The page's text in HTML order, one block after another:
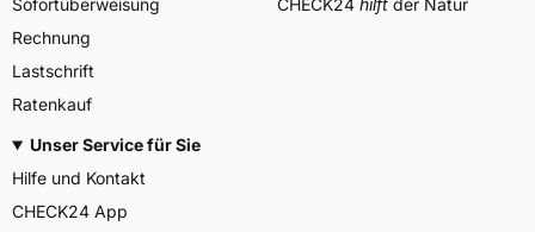
Sofortüberweisung
Rechnung
Lastschrift
Ratenkauf
CHECK24 hilft der Natur
Unser Service für Sie
Hilfe und Kontakt
CHECK24 App